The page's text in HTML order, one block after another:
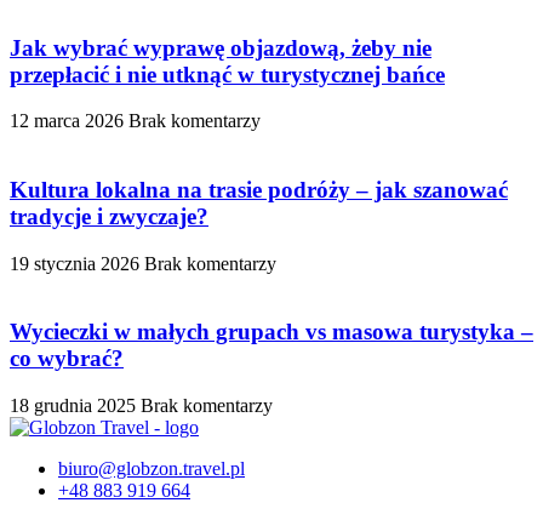
Jak wybrać wyprawę objazdową, żeby nie
przepłacić i nie utknąć w turystycznej bańce
12 marca 2026 Brak komentarzy
Kultura lokalna na trasie podróży – jak szanować
tradycje i zwyczaje?
19 stycznia 2026 Brak komentarzy
Wycieczki w małych grupach vs masowa turystyka –
co wybrać?
18 grudnia 2025 Brak komentarzy
biuro@globzon.travel.pl
+48 883 919 664